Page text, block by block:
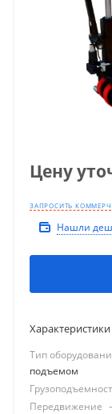
Цену
ЗАПРОСИТЬ
Нашли
Характеристики
Тип
подъемом
Передвижение